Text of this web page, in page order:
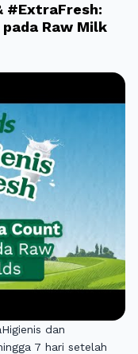
#ExtraFresh:
Raw Milk
dan
7 hari setelah